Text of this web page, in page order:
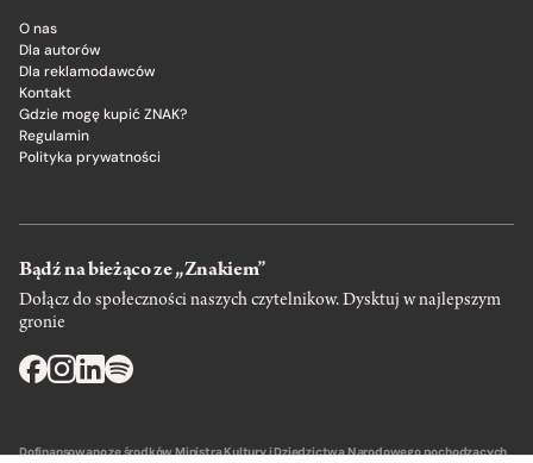
O nas
Dla autorów
Dla reklamodawców
Kontakt
Gdzie mogę kupić ZNAK?
Regulamin
Polityka prywatności
Bądź na bieżąco ze „Znakiem”
Dołącz do społeczności naszych czytelnikow. Dysktuj w najlepszym
gronie
Dofinansowano ze środków Ministra Kultury i Dziedzictwa Narodowego pochodzących